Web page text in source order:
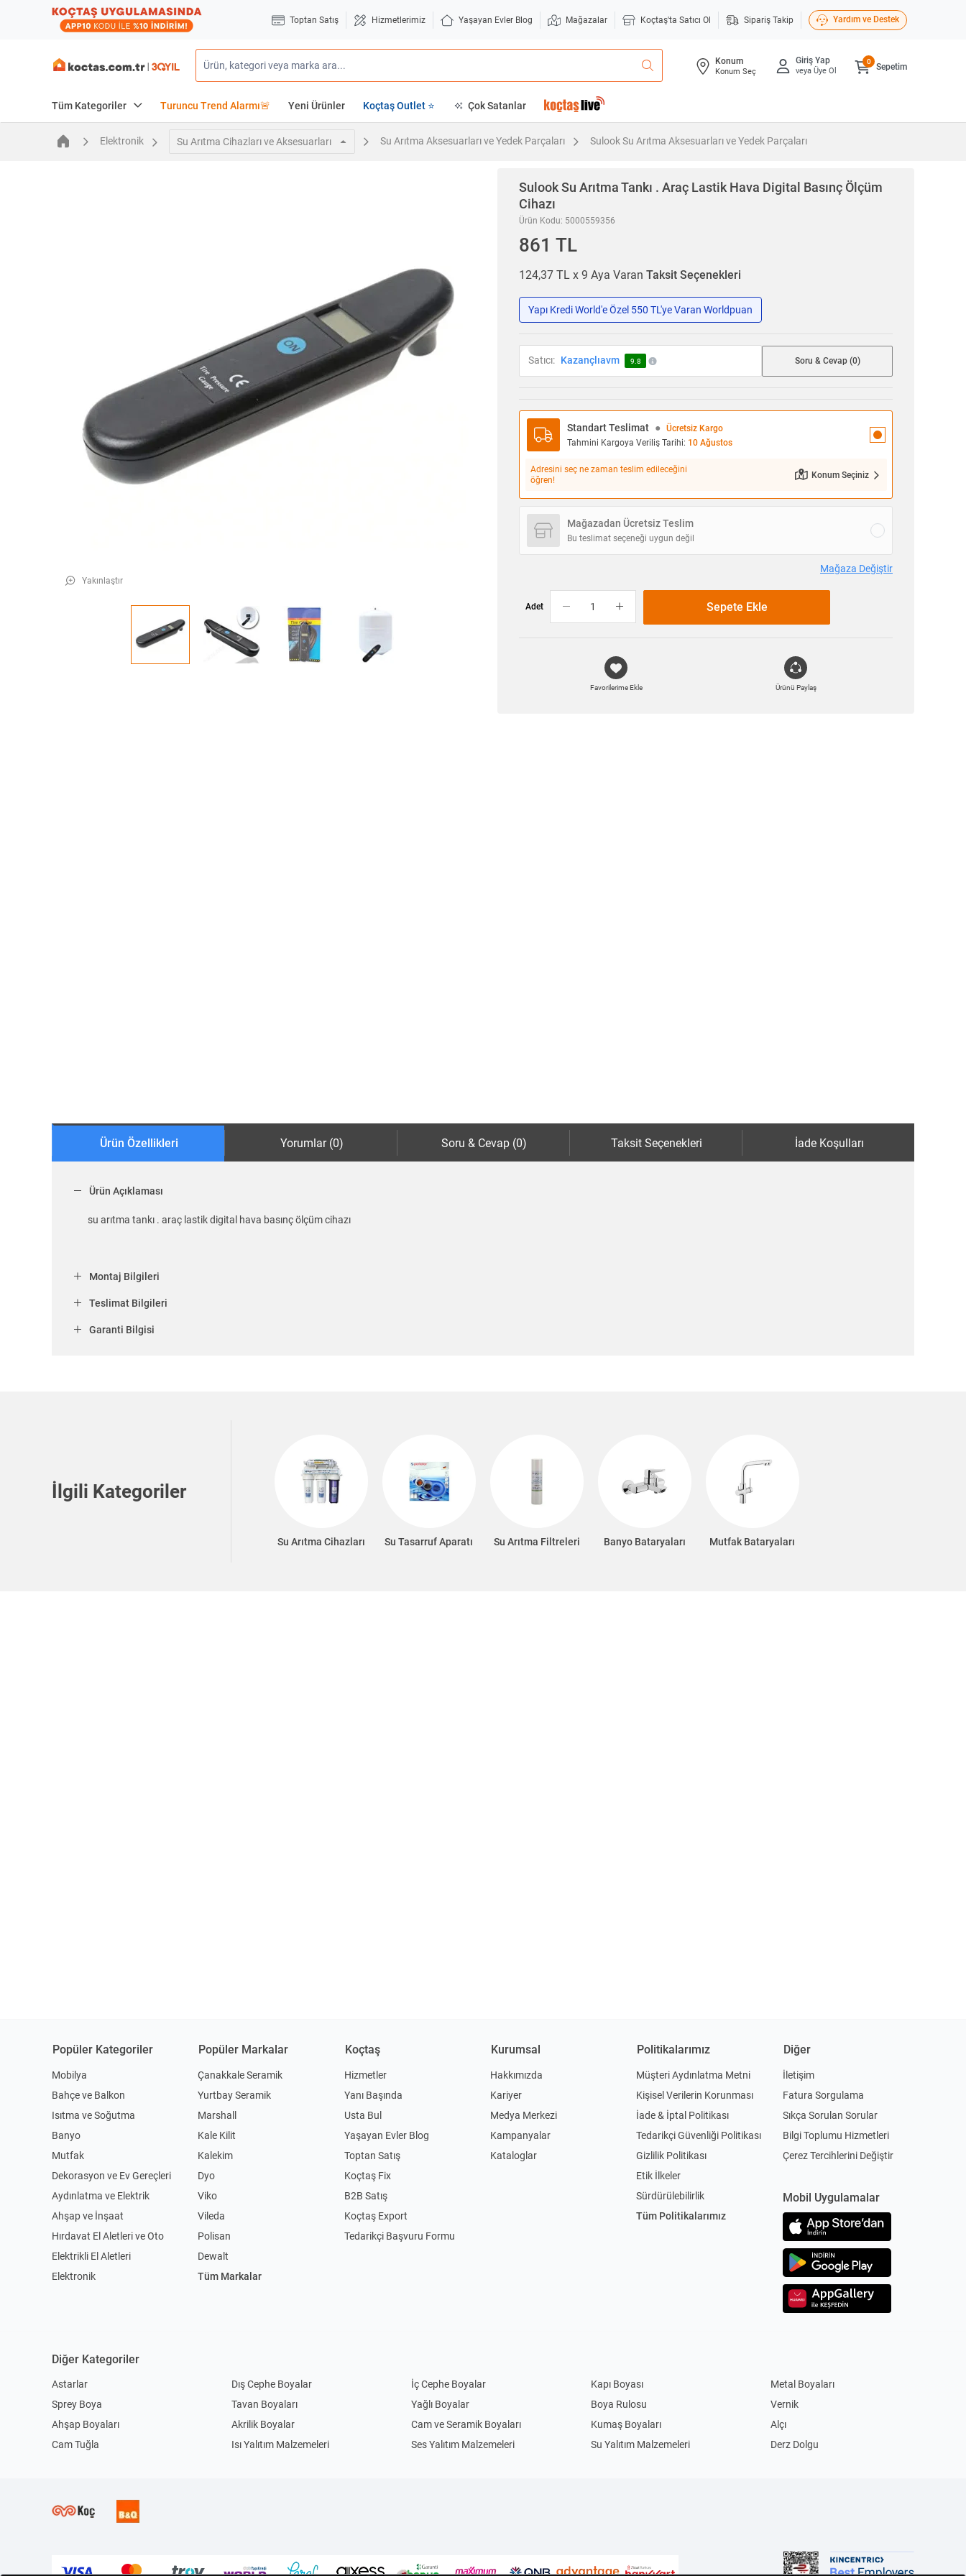
Toptan Satış Hizmetlerimiz Yaşayan Evler Blog Mağazalar Koçtaş'ta Satıcı Ol Sipariş Takip Yardım ve Destek
Konum
Konum Seç
Giriş Yap
veya Üye Ol Sepetim
0
Tüm Kategoriler Turuncu Trend Alarmı🚨 Yeni Ürünler Koçtaş Outlet ⭐ Çok Satanlar
Elektronik Su Arıtma Cihazları ve Aksesuarları Su Arıtma Aksesuarları ve Yedek Parçaları Sulook Su Arıtma Aksesuarları ve Yedek Parçaları
Yakınlaştır
SulookSu Arıtma Tankı . Araç Lastik Hava Digital Basınç Ölçüm
Cihazı
Ürün Kodu: 5000559356
861 TL
124,37 TL x 9 Aya Varan Taksit Seçenekleri
Yapı Kredi World'e Özel 550 TL'ye Varan Worldpuan
Satıcı: Kazançlıavm 9.8 Soru & Cevap (0)
Standart Teslimat ●
Ücretsiz Kargo
Tahmini Kargoya Veriliş Tarihi: 10 Ağustos
Adresini seç ne zaman teslim edileceğini
öğren!
Konum Seçiniz
Mağazadan Ücretsiz Teslim
Bu teslimat seçeneği uygun değil
Mağaza Değiştir
Adet Sepete Ekle
Favorilerime Ekle Ürünü Paylaş
Ürün Özellikleri Yorumlar (0) Soru & Cevap (0) Taksit Seçenekleri İade Koşulları
Ürün Açıklaması
su arıtma tankı . araç lastik digital hava basınç ölçüm cihazı
Montaj Bilgileri
Teslimat Bilgileri
Garanti Bilgisi
İlgili Kategoriler
Su Arıtma Cihazları Su Tasarruf Aparatı Su Arıtma Filtreleri Banyo Bataryaları Mutfak Bataryaları
Popüler Kategoriler
Mobilya
Bahçe ve Balkon
Isıtma ve Soğutma
Banyo
Mutfak
Dekorasyon ve Ev Gereçleri
Aydınlatma ve Elektrik
Ahşap ve İnşaat
Hırdavat El Aletleri ve Oto
Elektrikli El Aletleri
Elektronik
Popüler Markalar
Çanakkale Seramik
Yurtbay Seramik
Marshall
Kale Kilit
Kalekim
Dyo
Viko
Vileda
Polisan
Dewalt
Tüm Markalar
Koçtaş
Hizmetler
Yanı Başında
Usta Bul
Yaşayan Evler Blog
Toptan Satış
Koçtaş Fix
B2B Satış
Koçtaş Export
Tedarikçi Başvuru Formu
Kurumsal
Hakkımızda
Kariyer
Medya Merkezi
Kampanyalar
Kataloglar
Politikalarımız
Müşteri Aydınlatma Metni
Kişisel Verilerin Korunması
İade & İptal Politikası
Tedarikçi Güvenliği Politikası
Gizlilik Politikası
Etik İlkeler
Sürdürülebilirlik
Tüm Politikalarımız
Diğer
İletişim
Fatura Sorgulama
Sıkça Sorulan Sorular
Bilgi Toplumu Hizmetleri
Çerez Tercihlerini Değiştir
Mobil Uygulamalar
Diğer Kategoriler
Astarlar Dış Cephe Boyalar İç Cephe Boyalar Kapı Boyası
Metal Boyaları
Sprey Boya
Tavan Boyaları Yağlı Boyalar Boya Rulosu
Vernik
Ahşap Boyaları
Akrilik Boyalar Cam ve Seramik Boyaları Kumaş Boyaları
Alçı
Cam Tuğla
Isı Yalıtım Malzemeleri Ses Yalıtım Malzemeleri Su Yalıtım Malzemeleri
Derz Dolgu
Duvar Aplikleri
Çadırlar
Kamp Masası Kamp Sandalyesi Sinek Kovucular Şişme Yatak